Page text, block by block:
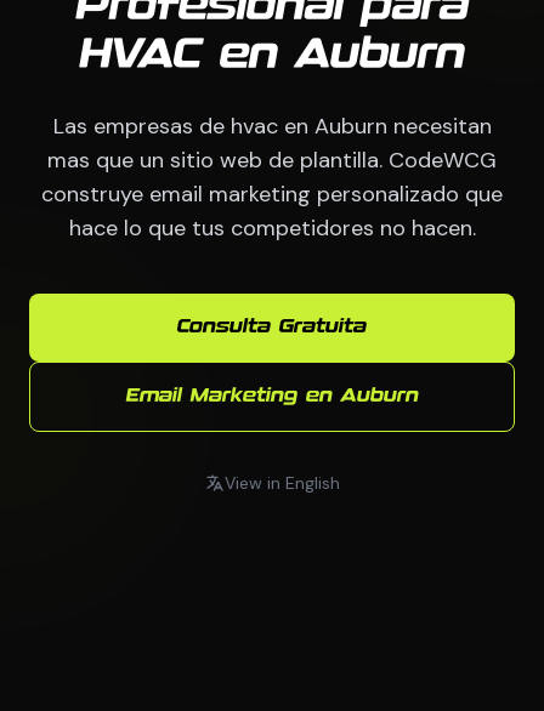
HVAC en Auburn
Las empresas de hvac en Auburn necesitan
mas que un sitio web de plantilla. CodeWCG
construye email marketing personalizado que
hace lo que tus competidores no hacen.
Consulta Gratuita
Email Marketing en Auburn
View in English